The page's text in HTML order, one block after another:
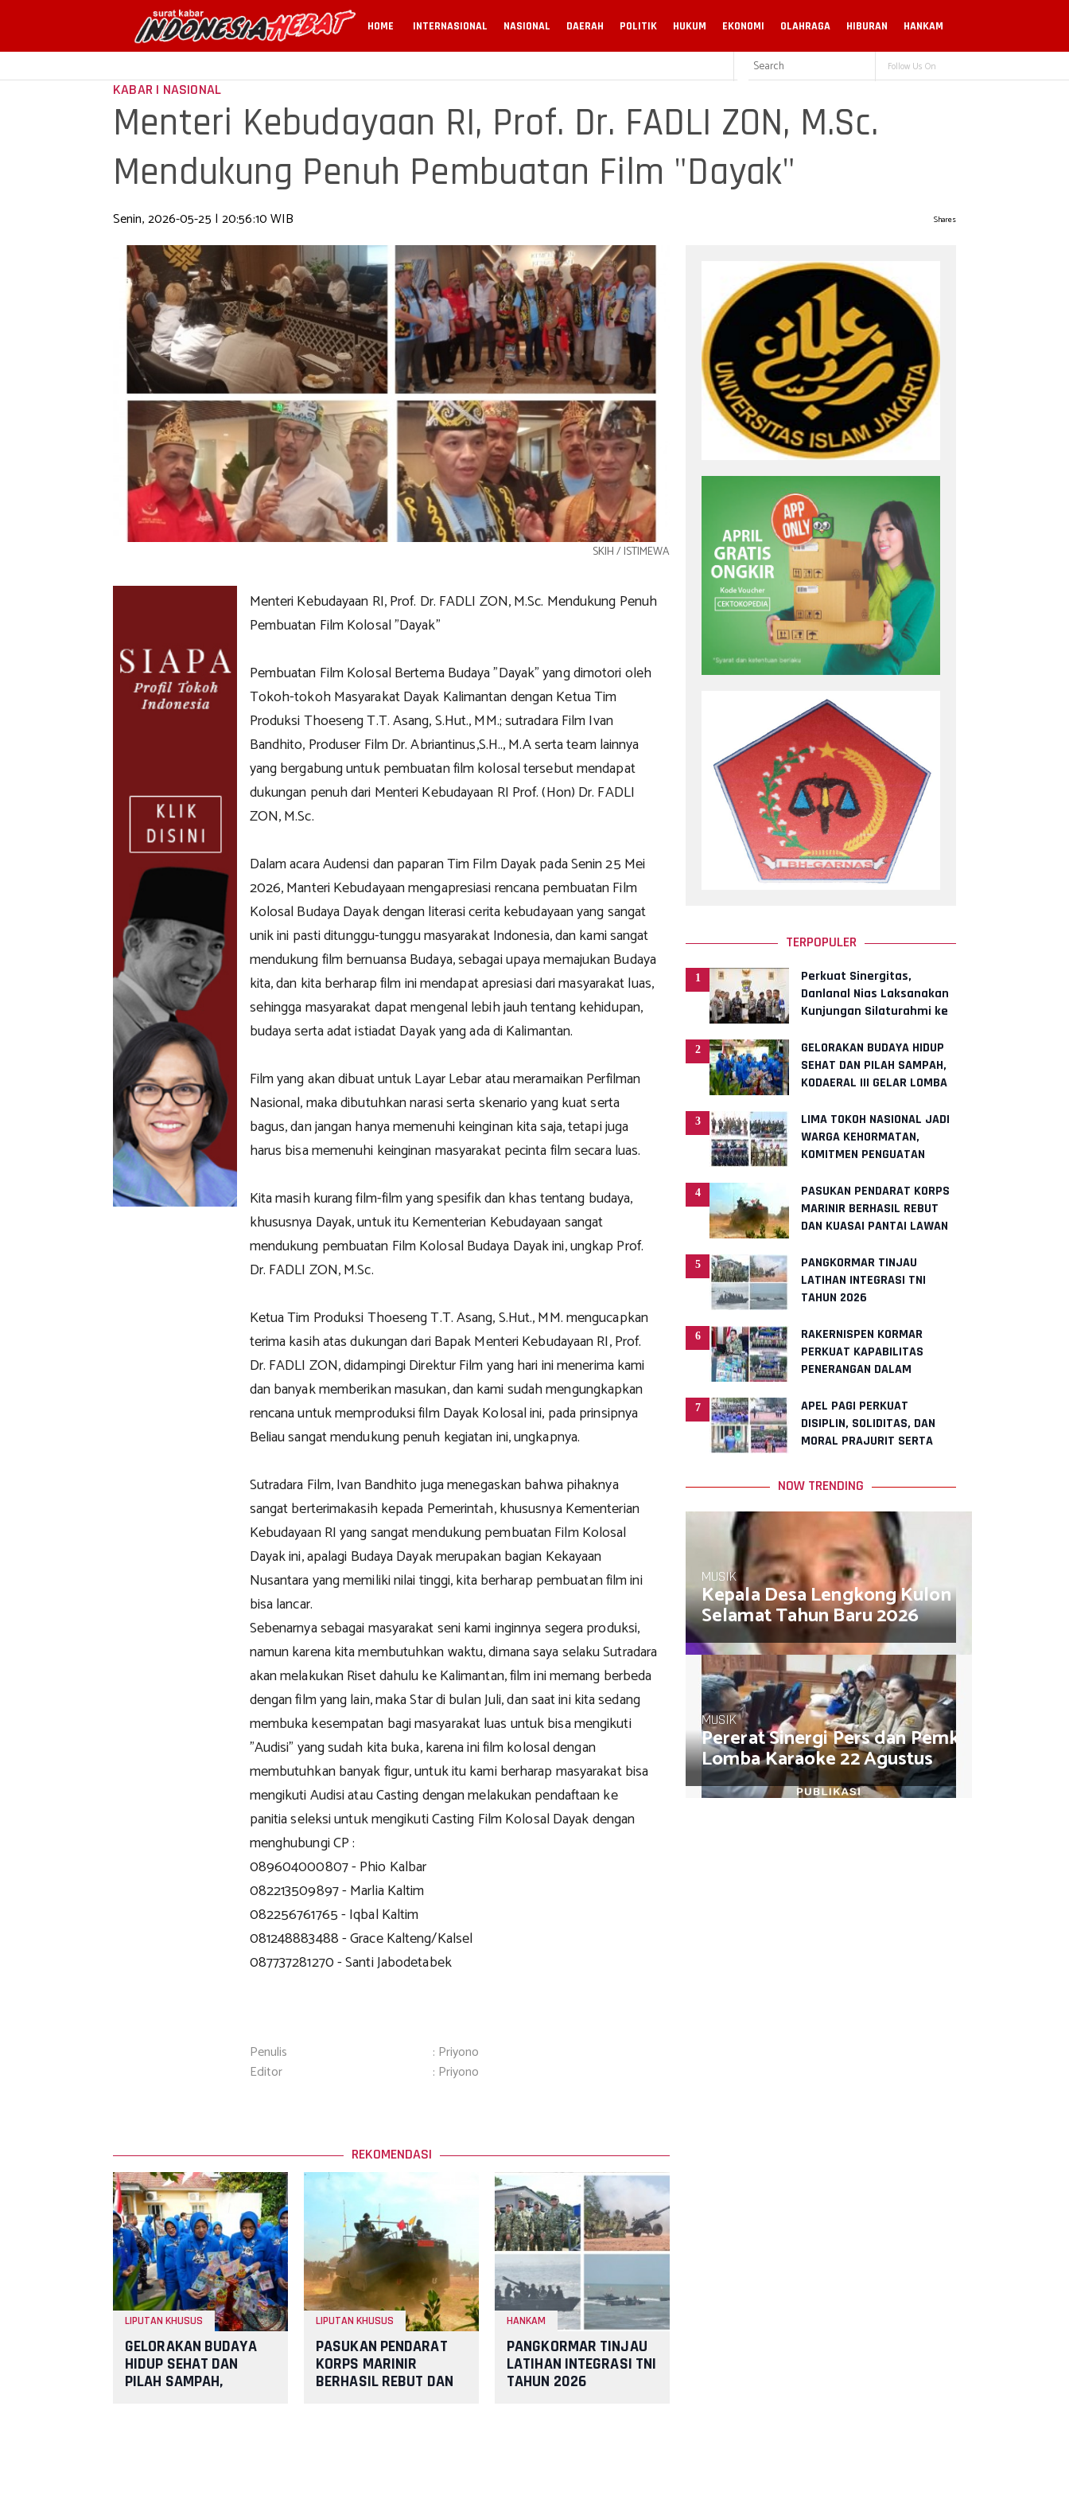
HOME INTERNASIONAL NASIONAL DAERAH POLITIK HUKUM EKONOMI OLAHRAGA HIBURAN HANKAM
Follow Us On
KABAR | NASIONAL
Menteri Kebudayaan RI, Prof. Dr. FADLI ZON, M.Sc.
Mendukung Penuh Pembuatan Film "Dayak"
Senin, 2026-05-25 | 20:56:10 WIB Shares
SKIH / ISTIMEWA
Menteri Kebudayaan RI, Prof. Dr. FADLI ZON, M.Sc. Mendukung Penuh
Pembuatan Film Kolosal "Dayak"
Pembuatan Film Kolosal Bertema Budaya "Dayak" yang dimotori oleh
Tokoh-tokoh Masyarakat Dayak Kalimantan dengan Ketua Tim
Produksi Thoeseng T.T. Asang, S.Hut., MM.; sutradara Film Ivan
Bandhito, Produser Film Dr. Abriantinus,S.H.., M.A serta team lainnya
yang bergabung untuk pembuatan film kolosal tersebut mendapat
dukungan penuh dari Menteri Kebudayaan RI Prof. (Hon) Dr. FADLI
ZON, M.Sc.
Dalam acara Audensi dan paparan Tim Film Dayak pada Senin 25 Mei
2026, Manteri Kebudayaan mengapresiasi rencana pembuatan Film
Kolosal Budaya Dayak dengan literasi cerita kebudayaan yang sangat
unik ini pasti ditunggu-tunggu masyarakat Indonesia, dan kami sangat
mendukung film bernuansa Budaya, sebagai upaya memajukan Budaya
kita, dan kita berharap film ini mendapat apresiasi dari masyarakat luas,
sehingga masyarakat dapat mengenal lebih jauh tentang kehidupan,
budaya serta adat istiadat Dayak yang ada di Kalimantan.
Film yang akan dibuat untuk Layar Lebar atau meramaikan Perfilman
Nasional, maka dibutuhkan narasi serta skenario yang kuat serta
bagus, dan jangan hanya memenuhi keinginan kita saja, tetapi juga
harus bisa memenuhi keinginan masyarakat pecinta film secara luas.
Kita masih kurang film-film yang spesifik dan khas tentang budaya,
khususnya Dayak, untuk itu Kementerian Kebudayaan sangat
mendukung pembuatan Film Kolosal Budaya Dayak ini, ungkap Prof.
Dr. FADLI ZON, M.Sc.
Ketua Tim Produksi Thoeseng T.T. Asang, S.Hut., MM. mengucapkan
terima kasih atas dukungan dari Bapak Menteri Kebudayaan RI, Prof.
Dr. FADLI ZON, didampingi Direktur Film yang hari ini menerima kami
dan banyak memberikan masukan, dan kami sudah mengungkapkan
rencana untuk memproduksi film Dayak Kolosal ini, pada prinsipnya
Beliau sangat mendukung penuh kegiatan ini, ungkapnya.
Sutradara Film, Ivan Bandhito juga menegaskan bahwa pihaknya
sangat berterimakasih kepada Pemerintah, khususnya Kementerian
Kebudayaan RI yang sangat mendukung pembuatan Film Kolosal
Dayak ini, apalagi Budaya Dayak merupakan bagian Kekayaan
Nusantara yang memiliki nilai tinggi, kita berharap pembuatan film ini
bisa lancar.
Sebenarnya sebagai masyarakat seni kami inginnya segera produksi,
namun karena kita membutuhkan waktu, dimana saya selaku Sutradara
akan melakukan Riset dahulu ke Kalimantan, film ini memang berbeda
dengan film yang lain, maka Star di bulan Juli, dan saat ini kita sedang
membuka kesempatan bagi masyarakat luas untuk bisa mengikuti
"Audisi" yang sudah kita buka, karena ini film kolosal dengan
membutuhkan banyak figur, untuk itu kami berharap masyarakat bisa
mengikuti Audisi atau Casting dengan melakukan pendaftaan ke
panitia seleksi untuk mengikuti Casting Film Kolosal Dayak dengan
menghubungi CP :
089604000807 - Phio Kalbar
082213509897 - Marlia Kaltim
082256761765 - Iqbal Kaltim
081248883488 - Grace Kalteng/Kalsel
087737281270 - Santi Jabodetabek
Penulis
: Priyono
Editor
: Priyono
REKOMENDASI
LIPUTAN KHUSUS
GELORAKAN BUDAYA
HIDUP SEHAT DAN
PILAH SAMPAH,
LIPUTAN KHUSUS
PASUKAN PENDARAT
KORPS MARINIR
BERHASIL REBUT DAN
HANKAM
PANGKORMAR TINJAU
LATIHAN INTEGRASI TNI
TAHUN 2026
TERPOPULER
1
Perkuat Sinergitas,
Danlanal Nias Laksanakan
Kunjungan Silaturahmi ke
2
GELORAKAN BUDAYA HIDUP
SEHAT DAN PILAH SAMPAH,
KODAERAL III GELAR LOMBA
3
LIMA TOKOH NASIONAL JADI
WARGA KEHORMATAN,
KOMITMEN PENGUATAN
SOLID
4
PASUKAN PENDARAT KORPS
MARINIR BERHASIL REBUT
DAN KUASAI PANTAI LAWAN
5
PANGKORMAR TINJAU
LATIHAN INTEGRASI TNI
TAHUN 2026
6
RAKERNISPEN KORMAR
PERKUAT KAPABILITAS
PENERANGAN DALAM
RUANG DIGITAL
7
APEL PAGI PERKUAT
DISIPLIN, SOLIDITAS, DAN
MORAL PRAJURIT SERTA
NOW TRENDING
MUSIK
Kepala Desa Lengkong Kulon Muhamad
Selamat Tahun Baru 2026
MUSIK
Pererat Sinergi Pers dan Pemkot, AJB
Lomba Karaoke 22 Agustus